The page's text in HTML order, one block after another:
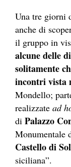
Una tre giorni
anche di
il gruppo in
alcune delle
solitamente
incontri vista
Mondello;
realizzate ad
di Palazzo
Monumentale
Castello di
siciliana”.